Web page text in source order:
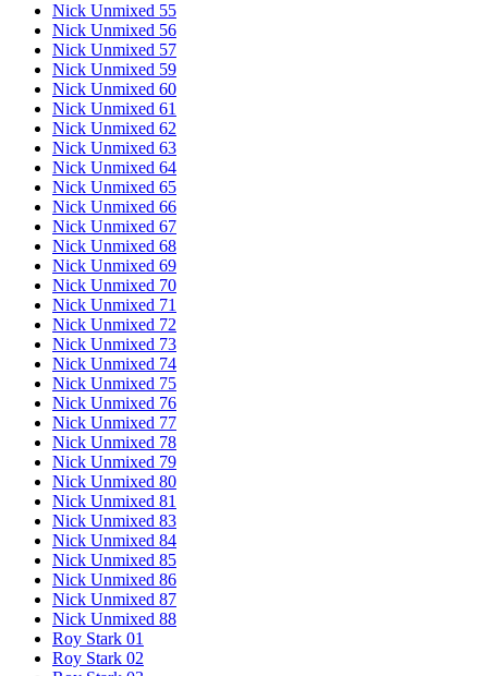
Nick Unmixed 55
Nick Unmixed 56
Nick Unmixed 57
Nick Unmixed 59
Nick Unmixed 60
Nick Unmixed 61
Nick Unmixed 62
Nick Unmixed 63
Nick Unmixed 64
Nick Unmixed 65
Nick Unmixed 66
Nick Unmixed 67
Nick Unmixed 68
Nick Unmixed 69
Nick Unmixed 70
Nick Unmixed 71
Nick Unmixed 72
Nick Unmixed 73
Nick Unmixed 74
Nick Unmixed 75
Nick Unmixed 76
Nick Unmixed 77
Nick Unmixed 78
Nick Unmixed 79
Nick Unmixed 80
Nick Unmixed 81
Nick Unmixed 83
Nick Unmixed 84
Nick Unmixed 85
Nick Unmixed 86
Nick Unmixed 87
Nick Unmixed 88
Roy Stark 01
Roy Stark 02